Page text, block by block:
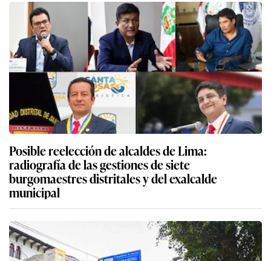
Posible reelección de alcaldes de Lima:
radiografía de las gestiones de siete
burgomaestres distritales y del exalcalde
municipal